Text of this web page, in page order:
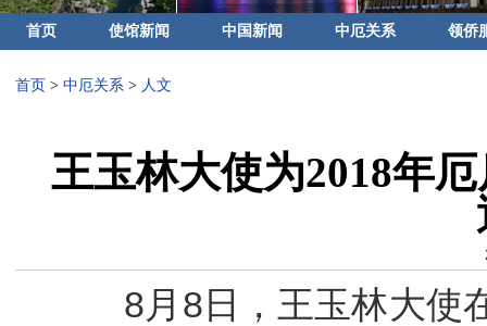
首页 使馆新闻 中国新闻 中厄关系 领侨
首页 > 中厄关系 > 人文
王玉林大使为2018年
8月8日，王玉林大使在